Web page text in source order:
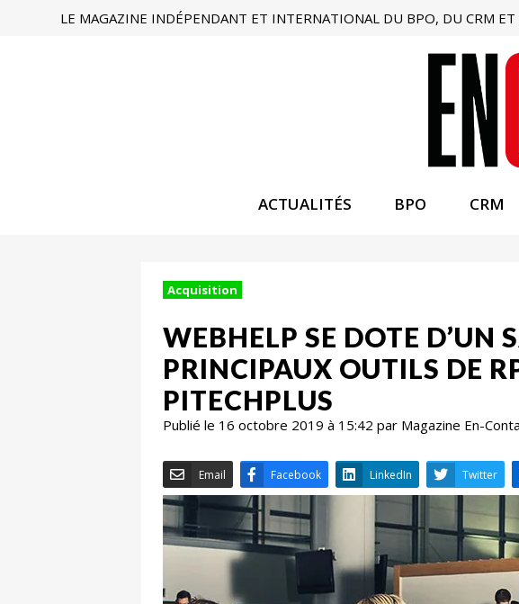
LE MAGAZINE INDÉPENDANT ET INTERNATIONAL DU BPO, DU CRM ET
ACTUALITÉS BPO CRM
Acquisition
WEBHELP SE DOTE D’UN
PRINCIPAUX OUTILS DE
PITECHPLUS
Publié le 16 octobre 2019 à 15:42 par Magazine En-
Facebook LinkedIn